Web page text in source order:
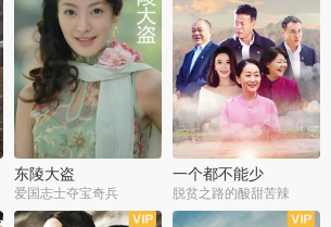
东陵大盗
爱国志士夺宝奇兵
一个都不能少
脱贫之路的酸甜苦辣
全50集 全23集